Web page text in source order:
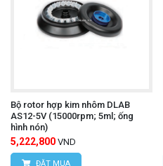
Bộ rotor hợp kim nhôm DLAB
AS12-5V (15000rpm; 5ml; ống
hình nón)
5,222,800 VND
ĐẶT MUA